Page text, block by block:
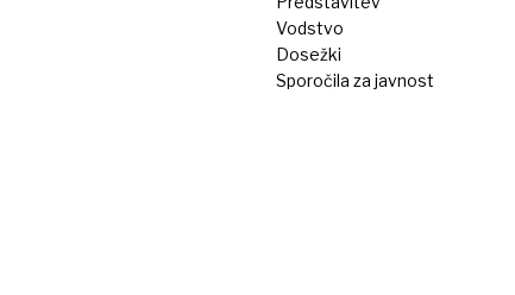
Vodstvo
Dosežki
Sporočila za javnost